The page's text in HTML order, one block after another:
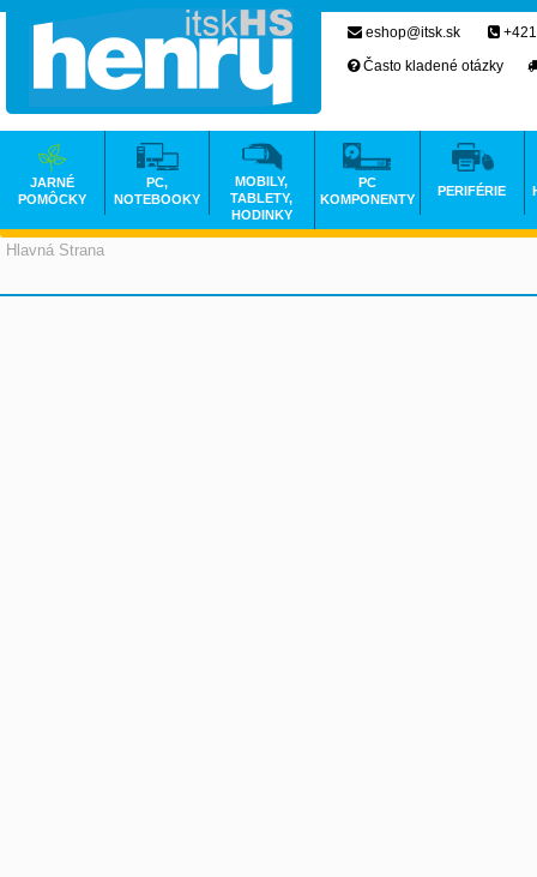
Hlavná Strana
eshop@itsk.sk
Často kladené otázky
JARNÉ
POMÔCKY
PC,
NOTEBOOKY
MOBILY,
TABLETY,
HODINKY
PC
KOMPONENTY
PERIFÉRIE